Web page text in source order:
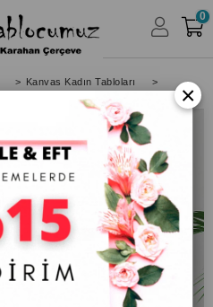
HESABIM
0
> Kanvas Kadın Tabloları
>
×